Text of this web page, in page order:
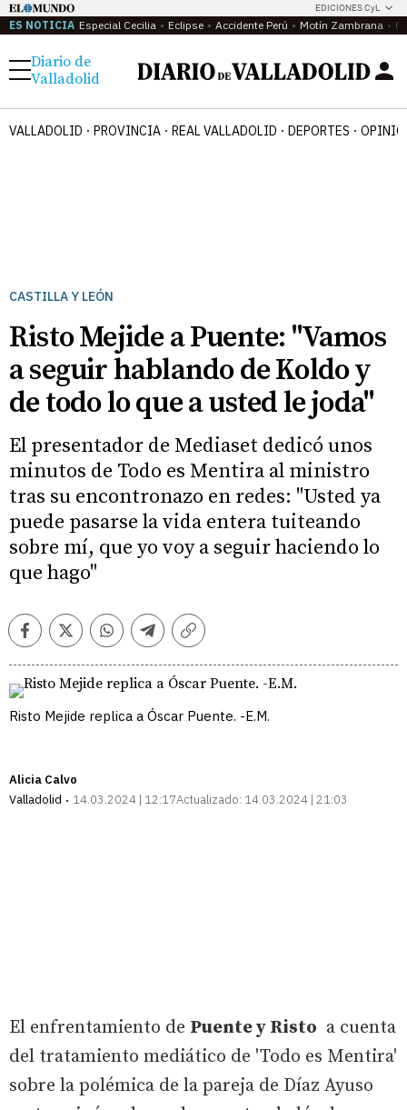
EDICIONES CyL
ES NOTICIA Especial Cecilia Eclipse Accidente Perú Motín Zambrana
Menú
Diario de
Valladolid
VALLADOLID PROVINCIA REAL VALLADOLID DEPORTES
CASTILLA Y LEÓN
Risto Mejide a Puente: "Vamos
a seguir hablando de Koldo y
de todo lo que a usted le joda"
El presentador de Mediaset dedicó unos
minutos de Todo es Mentira al ministro
tras su encontronazo en redes: "Usted ya
puede pasarse la vida entera tuiteando
sobre mí, que yo voy a seguir haciendo lo
que hago"
FacebookTwitterWhatsappTelegramCopiar
Risto Mejide replica a Óscar Puente. -E.M.
Alicia Calvo
Valladolid
14.03.2024 | 12:17Actualizado: 14.03.2024 | 21:03
El enfrentamiento de Puente y Risto a cuenta
del tratamiento mediático de 'Todo es Mentira'
sobre la polémica de la pareja de Díaz Ayuso